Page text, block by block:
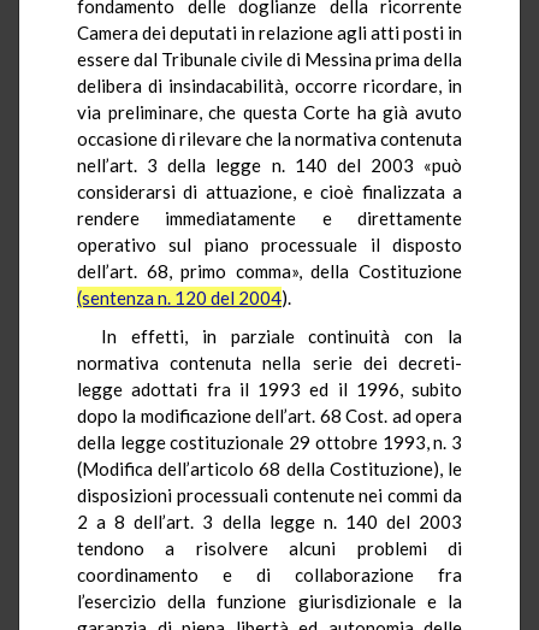
fondamento delle doglianze della ricorrente
Camera dei deputati in relazione agli atti posti in
essere dal Tribunale civile di Messina prima della
delibera di insindacabilità, occorre ricordare, in
via preliminare, che questa Corte ha già avuto
occasione di rilevare che la normativa contenuta
nell’art. 3 della legge n. 140 del 2003 «può
considerarsi di attuazione, e cioè finalizzata a
rendere immediatamente e direttamente
operativo sul piano processuale il disposto
dell’art. 68, primo comma», della Costituzione
(sentenza n. 120 del 2004).
In effetti, in parziale continuità con la
normativa contenuta nella serie dei decreti-
legge adottati fra il 1993 ed il 1996, subito
dopo la modificazione dell’art. 68 Cost. ad opera
della legge costituzionale 29 ottobre 1993, n. 3
(Modifica dell’articolo 68 della Costituzione), le
disposizioni processuali contenute nei commi da
2 a 8 dell’art. 3 della legge n. 140 del 2003
tendono a risolvere alcuni problemi di
coordinamento e di collaborazione fra
l’esercizio della funzione giurisdizionale e la